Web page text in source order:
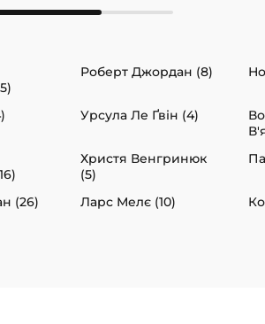
Роберт Джордан (8)
Урсула Ле Ґвін (4)
Христя Венгринюк
(5)
(26) Ларс Мелє (10)